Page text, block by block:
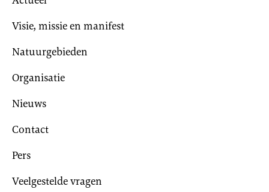
Visie, missie en manifest
Natuurgebieden
Organisatie
Nieuws
Contact
Pers
Veelgestelde vragen